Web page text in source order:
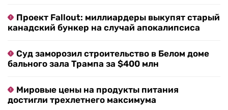
Проект Fallout: миллиардеры выкупят старый
канадский бункер на случай апокалипсиса
Суд заморозил строительство в Белом доме
бального зала Трампа за $400 млн
Мировые цены на продукты питания
достигли трехлетнего максимума